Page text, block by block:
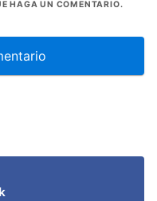
HAGA UN COMENTARIO.